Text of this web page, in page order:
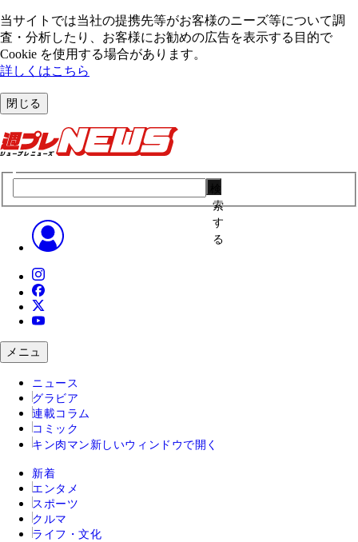
当サイトでは当社の提携先等がお客様のニーズ等について調
査・分析したり、お客様にお勧めの広告を表⽰する⽬的で
Cookie を使⽤する場合があります。
詳しくはこちら
閉じる
索
す
る
メニュ
ニュース
グラビア
連載コラム
コミック
キン肉マン 新しいウィンドウで開く
新着
エンタメ
スポーツ
クルマ
ライフ・文化